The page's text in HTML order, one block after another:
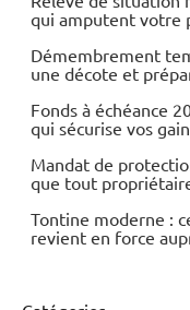
qui amputent votre
Démembrement
une décote et
Fonds à échéance
qui sécurise vos
Mandat de
que tout
Tontine moderne :
revient en force